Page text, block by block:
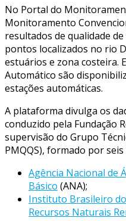
No Portal do
Monitoramento
resultados de qualidade
pontos localizados no rio
estuários e zona costeira.
Automático são
estações automáticas.
A plataforma divulga os
conduzido pela Fundação
supervisão do Grupo
PMQQS), formado por
Agência Nacional de
Básico (ANA);
Instituto Brasileiro
Recursos Naturais